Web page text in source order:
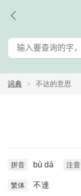
词典 不达的意思
拼音 bù dá 注音
繁体 不達